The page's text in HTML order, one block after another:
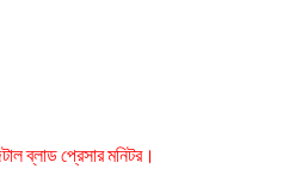
ব্লাড প্রেসার মনিটর।